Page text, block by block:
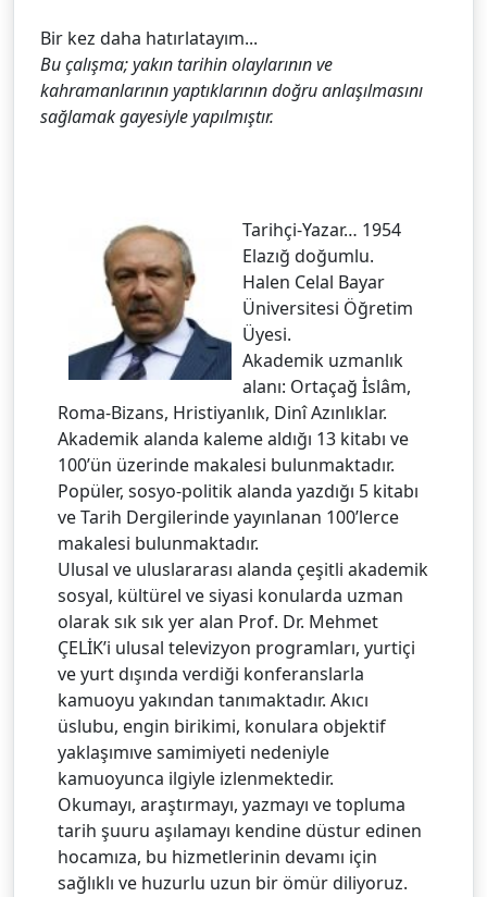
Bir kez daha hatırlatayım...
Bu çalışma; yakın tarihin olaylarının ve
kahramanlarının yaptıklarının doğru anlaşılmasını
sağlamak gayesiyle yapılmıştır.
Tarihçi-Yazar… 1954
Elazığ doğumlu.
Halen Celal Bayar
Üniversitesi Öğretim
Üyesi.
Akademik uzmanlık
alanı: Ortaçağ İslâm,
Roma-Bizans, Hristiyanlık, Dinî Azınlıklar.
Akademik alanda kaleme aldığı 13 kitabı ve
100’ün üzerinde makalesi bulunmaktadır.
Popüler, sosyo-politik alanda yazdığı 5 kitabı
ve Tarih Dergilerinde yayınlanan 100’lerce
makalesi bulunmaktadır.
Ulusal ve uluslararası alanda çeşitli akademik
sosyal, kültürel ve siyasi konularda uzman
olarak sık sık yer alan Prof. Dr. Mehmet
ÇELİK’i ulusal televizyon programları, yurtiçi
ve yurt dışında verdiği konferanslarla
kamuoyu yakından tanımaktadır. Akıcı
üslubu, engin birikimi, konulara objektif
yaklaşımıve samimiyeti nedeniyle
kamuoyunca ilgiyle izlenmektedir.
Okumayı, araştırmayı, yazmayı ve topluma
tarih şuuru aşılamayı kendine düstur edinen
hocamıza, bu hizmetlerinin devamı için
sağlıklı ve huzurlu uzun bir ömür diliyoruz.